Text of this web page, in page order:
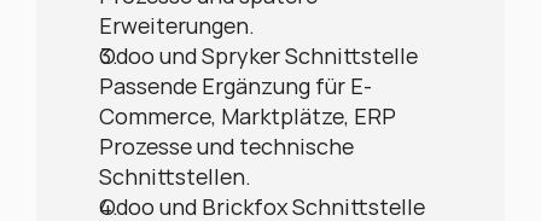
Erweiterungen.
Odoo und Spryker Schnittstelle
Passende Ergänzung für E-
Commerce, Marktplätze, ERP
Prozesse und technische
Schnittstellen.
Odoo und Brickfox Schnittstelle